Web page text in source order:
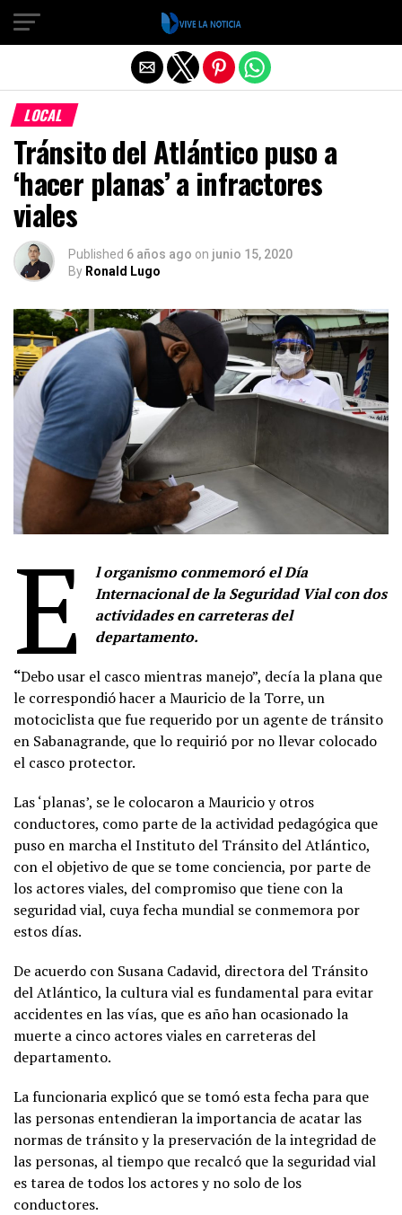
LOCAL
Tránsito del Atlántico puso a
‘hacer planas’ a infractores
viales
Published 6 años ago on junio 15, 2020
By Ronald Lugo
E
l organismo conmemoró el Día
Internacional de la Seguridad Vial con dos
actividades en carreteras del
departamento.
“Debo usar el casco mientras manejo”, decía la plana que
le correspondió hacer a Mauricio de la Torre, un
motociclista que fue requerido por un agente de tránsito
en Sabanagrande, que lo requirió por no llevar colocado
el casco protector.
Las ‘planas’, se le colocaron a Mauricio y otros
conductores, como parte de la actividad pedagógica que
puso en marcha el Instituto del Tránsito del Atlántico,
con el objetivo de que se tome conciencia, por parte de
los actores viales, del compromiso que tiene con la
seguridad vial, cuya fecha mundial se conmemora por
estos días.
De acuerdo con Susana Cadavid, directora del Tránsito
del Atlántico, la cultura vial es fundamental para evitar
accidentes en las vías, que es año han ocasionado la
muerte a cinco actores viales en carreteras del
departamento.
La funcionaria explicó que se tomó esta fecha para que
las personas entendieran la importancia de acatar las
normas de tránsito y la preservación de la integridad de
las personas, al tiempo que recalcó que la seguridad vial
es tarea de todos los actores y no solo de los
conductores.
Salir de la versión móvil